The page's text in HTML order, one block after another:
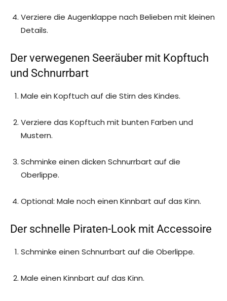
Verziere die Augenklappe nach Belieben mit kleinen
Details.
Der verwegenen Seeräuber mit Kopftuch
und Schnurrbart
Male ein Kopftuch auf die Stirn des Kindes.
Verziere das Kopftuch mit bunten Farben und
Mustern.
Schminke einen dicken Schnurrbart auf die
Oberlippe.
Optional: Male noch einen Kinnbart auf das Kinn.
Der schnelle Piraten-Look mit Accessoire
Schminke einen Schnurrbart auf die Oberlippe.
Male einen Kinnbart auf das Kinn.